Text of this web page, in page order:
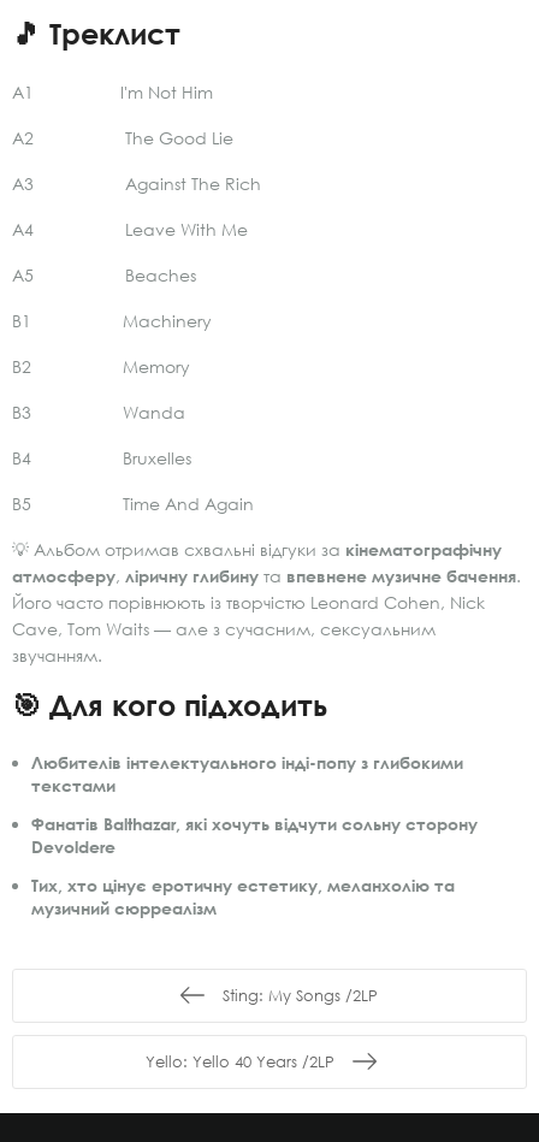
🎵 Треклист
A1 I'm Not Him
A2 The Good Lie
A3 Against The Rich
A4 Leave With Me
A5 Beaches
B1 Machinery
B2 Memory
B3 Wanda
B4 Bruxelles
B5 Time And Again
💡 Альбом отримав схвальні відгуки за кінематографічну
атмосферу, ліричну глибину та впевнене музичне бачення.
Його часто порівнюють із творчістю Leonard Cohen, Nick
Cave, Tom Waits — але з сучасним, сексуальним
звучанням.
🎯 Для кого підходить
Любителів інтелектуального інді-попу з глибокими
текстами
Фанатів Balthazar, які хочуть відчути сольну сторону
Devoldere
Тих, хто цінує еротичну естетику, меланхолію та
музичний сюрреалізм
Sting: Му Songs /2LP
Yello: Yello 40 Years /2LP